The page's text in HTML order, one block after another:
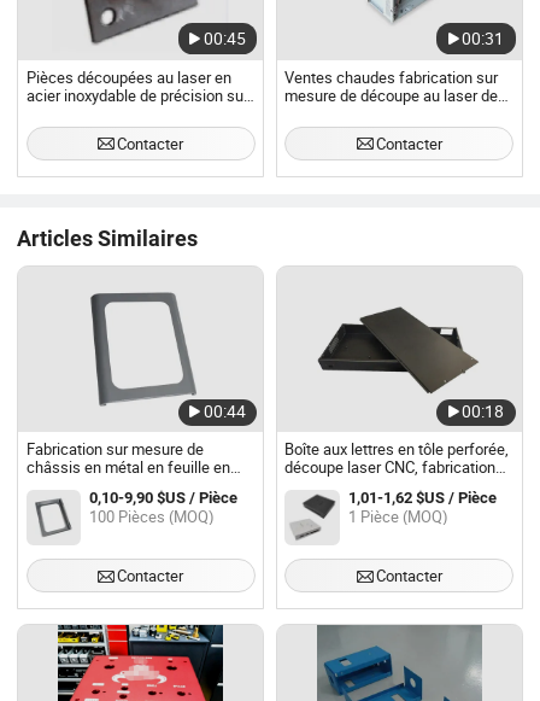
00:45
Pièces découpées au laser en
acier inoxydable de précision sur
Contacter
00:31
Ventes chaudes fabrication sur
mesure de découpe au laser de
estampage, pliage, boîtier pour
ordinateur
Contacter
Articles Similaires
00:44
Fabrication sur mesure de
châssis en métal en feuille en
acier inoxydable / aluminium
0,10-9,90 $US / Pièce
100 Pièces (MOQ)
Contacter
00:18
Boîte aux lettres en tôle perforée,
découpe laser CNC, fabrication
de tôle
1,01-1,62 $US / Pièce
1 Pièce (MOQ)
Contacter